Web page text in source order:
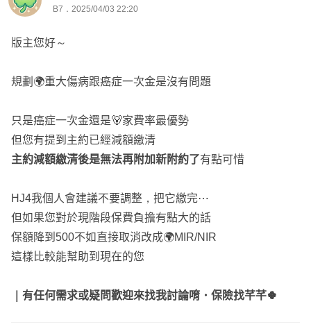
B7．2025/04/03 22:20
版主您好～
規劃🌍重大傷病跟癌症一次金是沒有問題
只是癌症一次金還是🐻家費率最優勢
但您有提到主約已經減額繳清
主約減額繳清後是無法再附加新附約了有點可惜
HJ4我個人會建議不要調整，把它繳完⋯
但如果您對於現階段保費負擔有點大的話
保額降到500不如直接取消改成🌍MIR/NIR
這樣比較能幫助到現在的您
｜有任何需求或疑問歡迎來找我討論唷・保險找芊芊🍀